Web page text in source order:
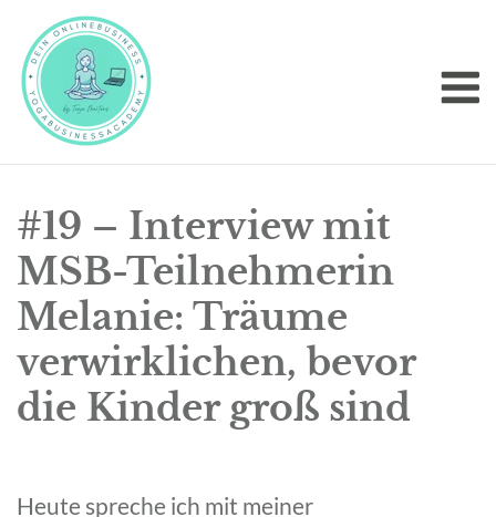
content
#19 – Interview mit
MSB-Teilnehmerin
Melanie: Träume
verwirklichen, bevor
die Kinder groß sind
Heute spreche ich mit meiner